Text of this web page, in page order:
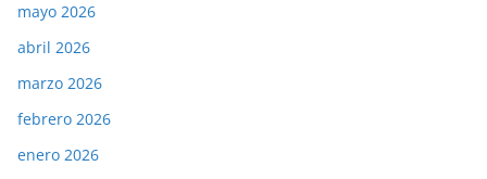
mayo 2026
abril 2026
marzo 2026
febrero 2026
enero 2026